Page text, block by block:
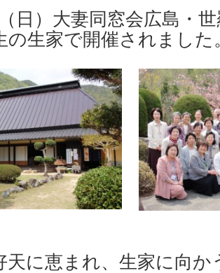
日）大妻同窓会広島・
の生家で開催されました
天に恵まれ、生家に向